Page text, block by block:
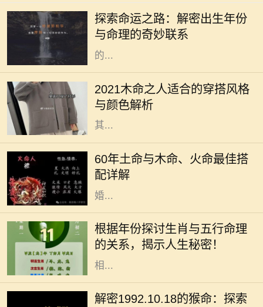
探索命运之路：解密出生年份
与命理的奇妙联系
着重要的角色。古人相信，一个人出
生的年份、月份、日期和时辰直接影
响着他们的命运。而其中，出生年份
的...
2021木命之人适合的穿搭风格
与颜色解析
2021年是农历辛丑年，对于木命的人
而言，这一年的穿搭选择直接影响着
他们的气场与运势。木命属于五行中
的一种，象征着生长、旺盛与活力，
其...
60年土命与木命、火命最佳搭
配详解
在中国传统命理学中，每个人的命格
都是不同的，而土命、木命和火命则
是常被讨论的一类。这种讨论不仅涉
及到个人命理，还影响着人际关系、
婚...
根据年份探讨生肖与五行命理
的关系，揭示人生秘密！
在中国传统文化中，生肖和五行是命
理学中两个重要的元素。每一个生肖
年都有其独特的五行属性，这不仅影
响着个人的性格特征，还与命运息息
相...
解密1992.10.18的猴命：探索
在中华文化中，十二生肖不仅仅是一
种标志，更蕴含着丰富的哲学和人生
智慧。我们今天要探讨的是1992年